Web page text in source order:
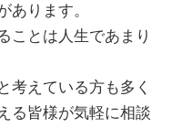
あります。
ことは人生であまり
考えている方も多く
る皆様が気軽に相談